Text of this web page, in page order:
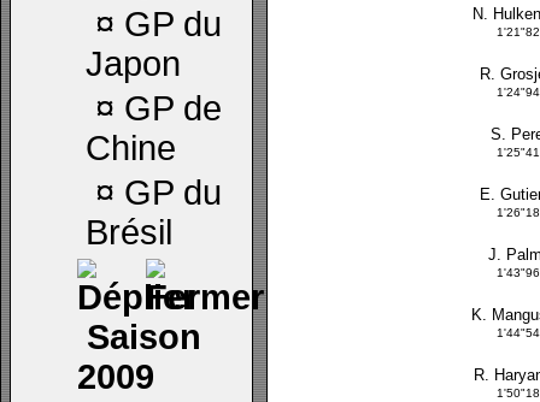
¤ GP du
Japon
¤ GP de
Chine
¤ GP du
Brésil
Saison
2009
N.
R.
S.
E.
J.
K.
R.